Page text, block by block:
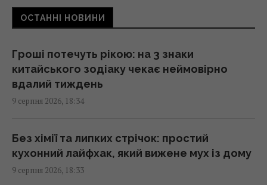
віком у тисячі років: чому він не псується
17:34 неділя, 09 серпня 2026
Україна з прохача допомоги
США, - The Atlantic
17:31 неділя, 09 серпня 2026
ОСТАННІ НОВИНИ
Гроші потечуть рікою: на 3 знаки
китайського зодіаку чекає неймовірно
вдалий тиждень
9 серпня 2026, 18:34
Без хімії та липких стрічок: простий
кухонний лайфхак, який вижене мух із дому
9 серпня 2026, 18:33